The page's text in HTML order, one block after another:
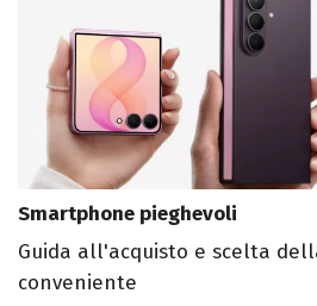
Smartphone pieghevoli
Guida all'acquisto e scelta
conveniente